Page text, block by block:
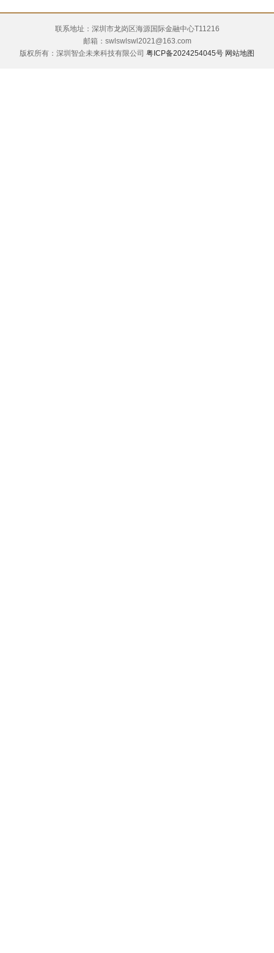
联系地址：深圳市龙岗区海源国际金融中心T11216
邮箱：swlswlswl2021@163.com
版权所有：深圳智企未来科技有限公司 粤ICP备2024254045号 网站地图